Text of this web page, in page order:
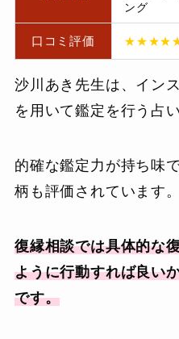
ング
口コミ評価
沙川あき先生は、イン
を用いて鑑定を行う占
的確な鑑定力が持ち味
柄も評価されています。
復縁相談では具体的な
ように行動すれば良い
です。